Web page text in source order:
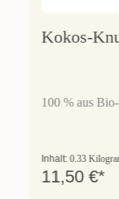
Kokos-
100 % aus
Inhalt: 0.33
11,50 €*